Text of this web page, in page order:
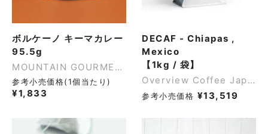
ボルケーノ キーマカレー
95.5g
MOUNTAIN GOURMET LAB.
参考小売価格(1個当たり)
¥1,833
DECAF - Chiapas ,
Mexico
【1kg / 袋】
Overview Coffee Japan
参考小売価格 ¥13,519